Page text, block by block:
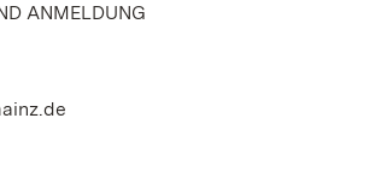
ANMELDUNG